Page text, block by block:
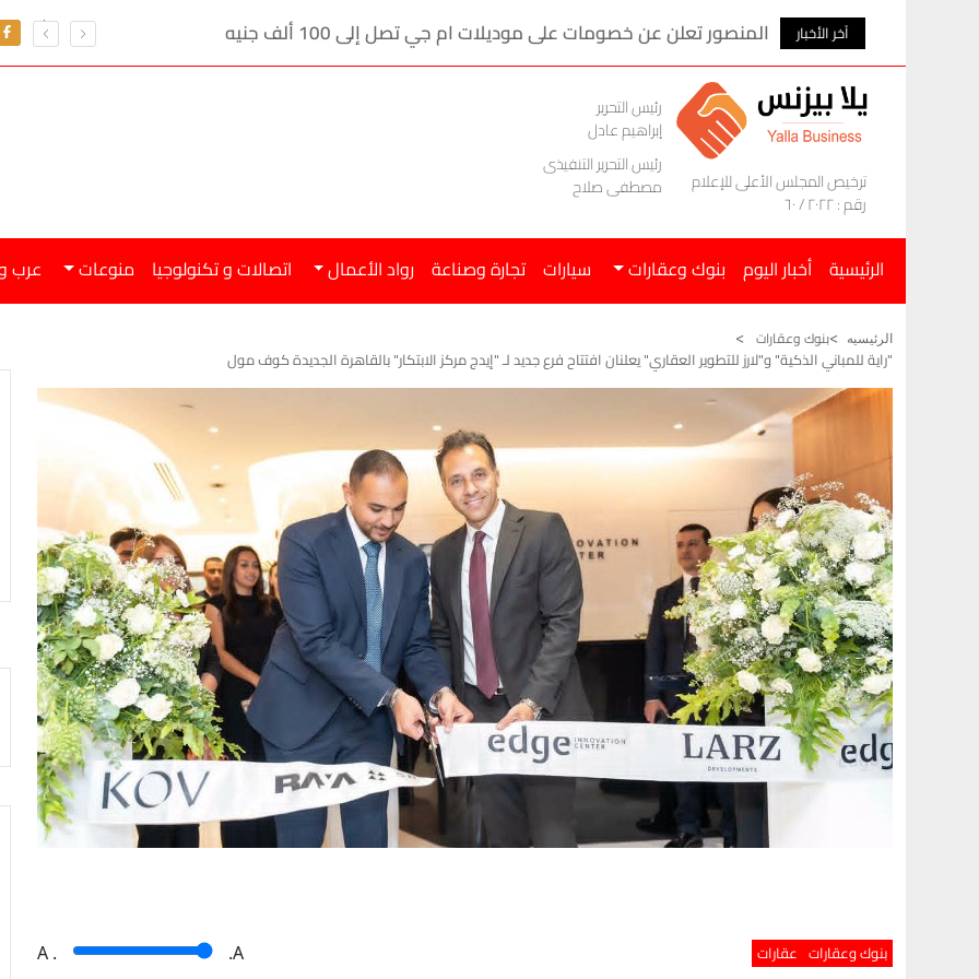
آخر الأخبار المنصور تعلن عن خصومات على موديلات ام جي تصل إلى 100 ألف جنيه
ترخيص المجلس الأعلى للإعلام
رقم : ٢٠٢٢ / ٦٠
رئيس التحرير
إبراهيم عادل
رئيس التحرير التنفيذى
مصطفى صلاح
الرئيسية أخبار اليوم بنوك وعقارات سيارات تجارة وصناعة رواد الأعمال اتصالات و تكنولوجيا منوعات عرب
الرئيسيه بنوك وعقارات
"راية للمباني الذكية" و"لارز للتطوير العقاري" يعلنان افتتاح فرع جديد لـ "إيدج مركز الابتكار" بالقاهرة الجديدة كوف مول
بنوك وعقارات عقارات A . .A